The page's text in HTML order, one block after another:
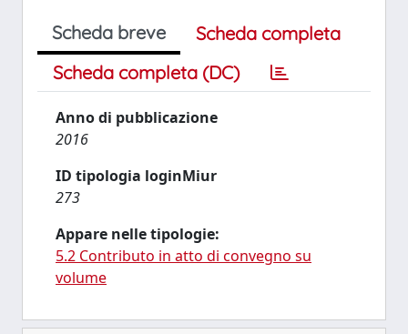
Scheda breve
Scheda completa
Scheda completa (DC)
Anno di pubblicazione
2016
ID tipologia loginMiur
273
Appare nelle tipologie:
5.2 Contributo in atto di convegno su
volume